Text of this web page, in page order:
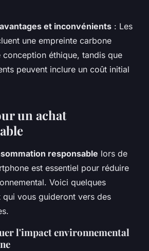
et inconvénients : Les
une empreinte carbone
conception éthique, tandis que
peuvent inclure un coût initial
un achat
responsable lors de
est essentiel pour réduire
Voici quelques
qui vous guideront vers des
l'impact environnemental